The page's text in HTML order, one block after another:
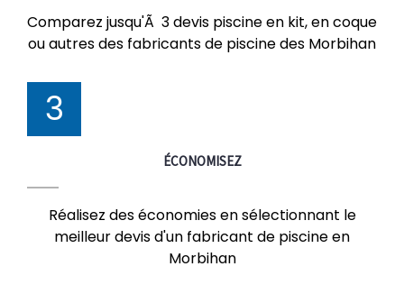
Comparez jusqu'Ã 3 devis piscine en kit, en coque
ou autres des fabricants de piscine des Morbihan
3
ÉCONOMISEZ
Réalisez des économies en sélectionnant le
meilleur devis d'un fabricant de piscine en
Morbihan